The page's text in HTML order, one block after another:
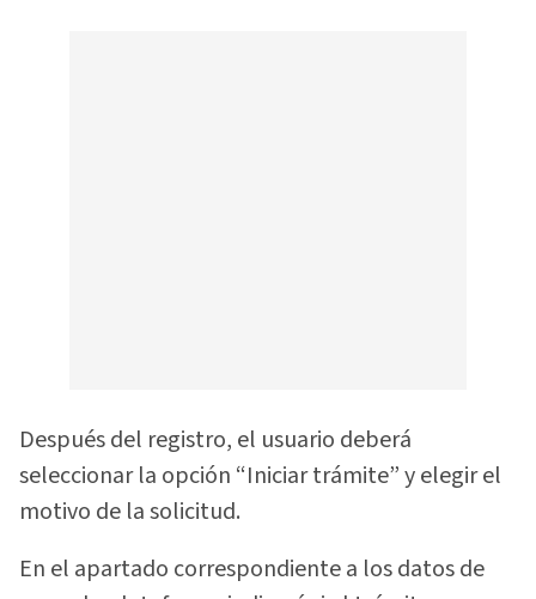
Después del registro, el usuario deberá
seleccionar la opción “Iniciar trámite” y elegir el
motivo de la solicitud.
En el apartado correspondiente a los datos de